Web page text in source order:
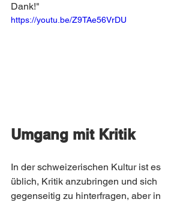
Dank!"
https://youtu.be/Z9TAe56VrDU
Umgang mit Kritik
In der schweizerischen Kultur ist es
üblich, Kritik anzubringen und sich
gegenseitig zu hinterfragen, aber in